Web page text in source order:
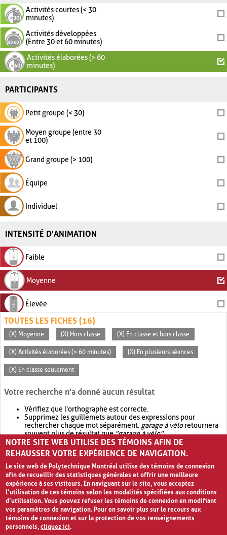
Activités courtes (< 30
minutes)
Activités développées
(Entre 30 et 60 minutes)
Activités élaborées (> 60
minutes)
PARTICIPANTS
Petit groupe (< 30)
Moyen groupe (entre 30
et 100)
Grand groupe (> 100)
Équipe
Individuel
INTENSITÉ D'ANIMATION
Faible
Moyenne
Élevée
TOUTES LES FICHES (16)
(X) Moyenne (X) Hors classe (X) En classe et hors classe
(X) Activités élaborées (> 60 minutes) (X) En plusieurs séances
(X) En classe seulement
Votre recherche n'a donné aucun résultat
Vérifiez que l'orthographe est correcte.
Supprimez les guillemets autour des expressions pour
rechercher chaque mot séparément. garage à véloretournera
souvent plus de résultat que"garage à vélo".
Envisagez d'élargir votre recherche avec OR.garage OR vélo
retournera souvent plus de résultat quegarage à vélo
NOTRE SITE WEB UTILISE DES TÉMOINS AFIN DE
REHAUSSER VOTRE EXPÉRIENCE DE NAVIGATION.
Le site web de Polytechnique Montréal utilise des témoins de connexion
afin de recueillir des statistiques générales et offrir une meilleure
expérience à ses visiteurs. En naviguant sur le site, vous acceptez
l’utilisation de ces témoins selon les modalités spécifiées aux conditions
d’utilisation. Vous pouvez refuser les témoins de connexion en modifiant
vos paramètres de navigation. Pour en savoir plus sur le recours aux
témoins de connexion et sur la protection de vos renseignements
personnels,cliquez ici.